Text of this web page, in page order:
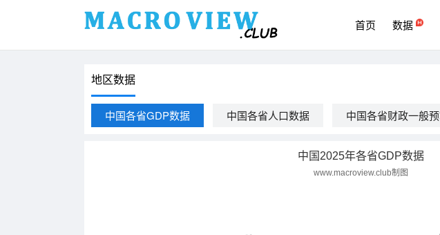
首页 数据
地区数据
中国各省GDP数据 中国各省人口数据 中国各省财政一般